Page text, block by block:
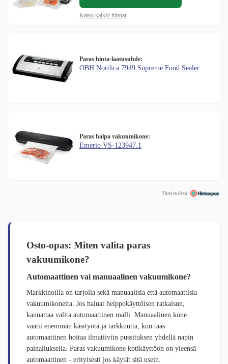
Katso kaikki hinnat
Paras hinta-laatusuhde:
OBH Nordica 7949 Supreme Food Sealer
Paras halpa vakuumikone:
Emerio VS-123947.1
Yhteistyössä
Osto-opas: Miten valita paras
vakuumikone?
Automaattinen vai manuaalinen vakuumikone?
Markkinoilla on tarjolla sekä manuaalisia että automaattisia
vakuumikoneita. Jos haluat helppokäyttöisen ratkaisun,
kannattaa valita automaattinen malli. Manuaalinen kone
vaatii enemmän käsityötä ja tarkkuutta, kun taas
automaattinen hoitaa ilmatiiviin pussituksen yhdellä napin
painalluksella. Paras vakuumikone kotikäyttöön on yleensä
automaattinen - erityisesti jos käytät sitä usein.